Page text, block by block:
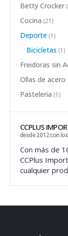
Betty Crocker
Cocina (21)
Deporte (1)
Bicicletas (1)
Freidoras sin
Ollas de acero
Pasteleria (1)
CCPLUS
desde 2012 con
Con más de
CCPlus
cualquier